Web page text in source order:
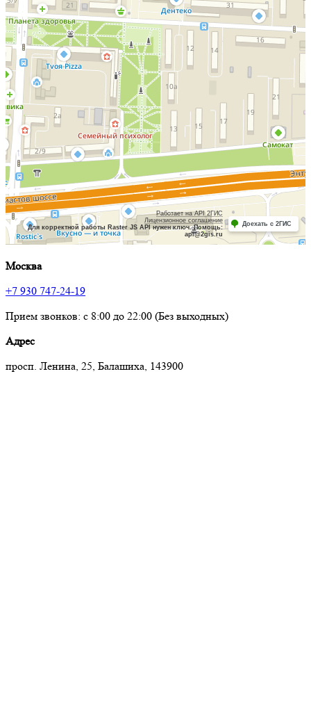
Москва
+7 930 747-24-19
Прием звонков: с 8:00 до 22:00 (Без выходных)
Адрес
просп. Ленина, 25, Балашиха, 143900